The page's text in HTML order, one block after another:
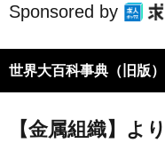
Sponsored by
世界大百科事典（旧版）
【金属組織】より